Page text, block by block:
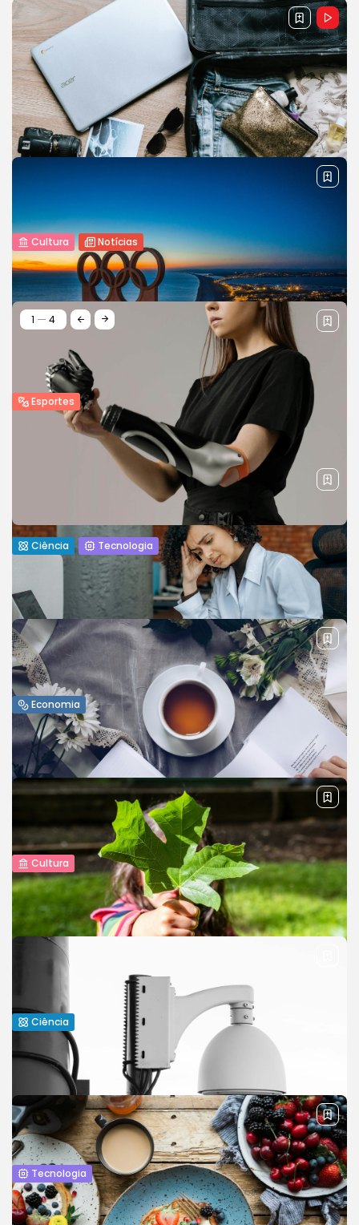
Cultura Notícias
Lançamentos de filmes: filmes
imperdíveis do ano
The film industry continues to captivate audiences with a
lineup of must-watch movies. This article reviews the
latest releases, offering...
REVELAÇÃO FM 15 DE NOVEMBRO DE 2023
Esportes
Jogos Olímpicos 2024: Preparativos e
Previsões
The world is gearing up for the 2024 Olympic Games, with
preparations in full swing. This article provides an overview...
29 DE JANEIRO DE 2025
1 4
Ciência Tecnologia
Uma análise de 7 tecnologias inovadoras
que transformarão o futuro
Discover seven cutting-edge technologies that are set to
redefine industries. This gallery showcases innovations that
will shape the future of...
BYREVELAÇÃO FM 11 DE FEVEREIRO DE 2024
Economia
Revisão Econômica Trimestral:
Crescimento, Desafios e Oportunidades
The latest quarterly economic review highlights significant
growth in key sectors, alongside ongoing challenges such
as inflation and supply chain...
REVELAÇÃO FM 9 DE MAIO DE 2024
Cultura
Destaques Literários: Novos Livros para
Adicionar à Sua Lista de...
Book lovers will appreciate this overview of new literary
releases. From fiction to non-fiction, this article highlights
books that are...
18 DE ABRIL DE 2024
Ciência
O Futuro da Ciência Ambiental:
Protegendo Nosso Planeta
As environmental challenges grow, scientific research
continues to pave the way for sustainable solutions.
Discover the latest in environmental research.
BYREVELAÇÃO FM 14 DE FEVEREIRO DE 2022
Tecnologia
Cibersegurança: Como proteger seus
dados em um mundo cada vez...